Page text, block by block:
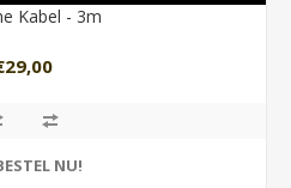
Kabel - 3m
NU!